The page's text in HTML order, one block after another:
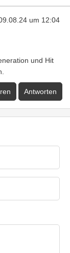
um 12:04
und Hit
Antworten